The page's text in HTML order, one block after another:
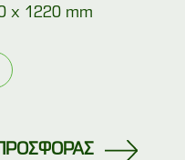
x 1220 mm